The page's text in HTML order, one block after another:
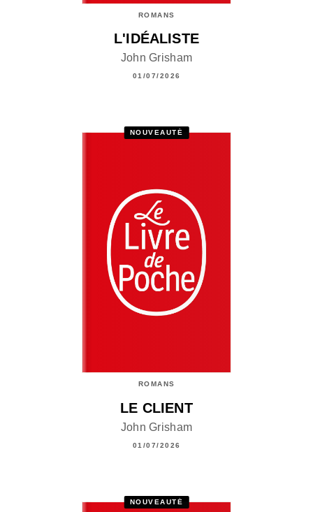
ROMANS
L'IDÉALISTE
John Grisham
01/07/2026
NOUVEAUTÉ
ROMANS
LE CLIENT
John Grisham
01/07/2026
NOUVEAUTÉ